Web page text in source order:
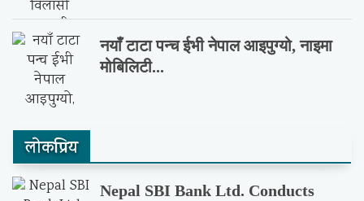
नयाँ टाटा पन्च ईभी नेपाल आइपुग्यो, नाइमा
मोबिलिटी...
लाेकप्रिय
Nepal SBI Bank Ltd. Conducts